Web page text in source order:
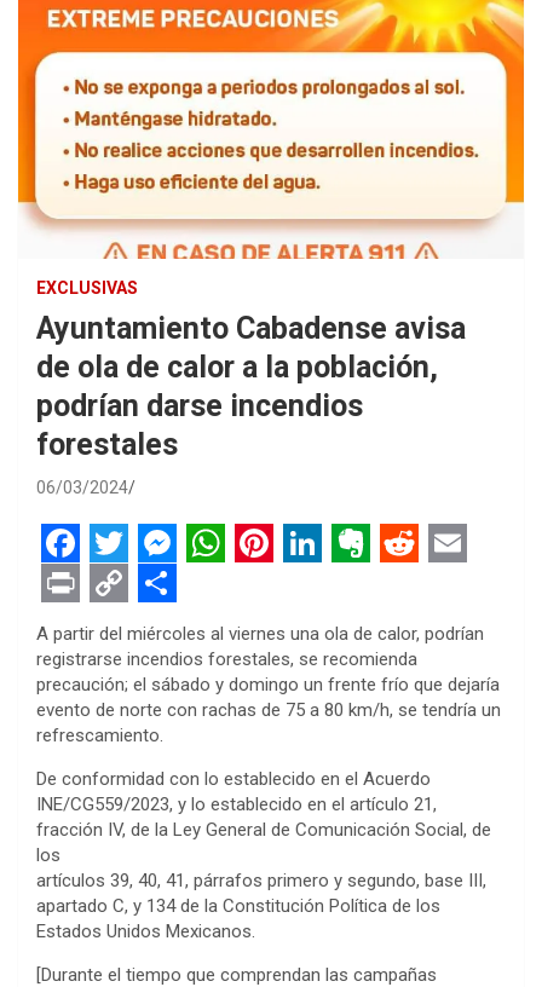
EXCLUSIVAS
Ayuntamiento Cabadense avisa
de ola de calor a la población,
podrían darse incendios
forestales
06/03/2024
F
a
c
e
b
o
o
k
T
w
i
t
t
e
r
M
e
s
s
e
n
g
r
h
a
t
A
p
p
i
n
t
r
e
t
i
n
k
d
I
v
e
r
o
t
e
d
d
t
m
i
P
r
i
n
t
C
o
p
y
L
i
k
S
h
a
r
e
A partir del miércoles al viernes una ola de calor, podrían
registrarse incendios forestales, se recomienda
precaución; el sábado y domingo un frente frío que dejaría
evento de norte con rachas de 75 a 80 km/h, se tendría un
refrescamiento.
De conformidad con lo establecido en el Acuerdo
INE/CG559/2023, y lo establecido en el artículo 21,
fracción IV, de la Ley General de Comunicación Social, de
los
artículos 39, 40, 41, párrafos primero y segundo, base III,
apartado C, y 134 de la Constitución Política de los
Estados Unidos Mexicanos.
[Durante el tiempo que comprendan las campañas